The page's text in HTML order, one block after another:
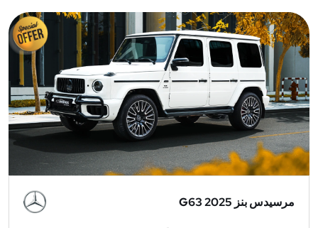
مرسيدس بنز G63 2025